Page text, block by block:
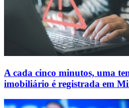
A cada cinco minutos, uma
imobiliário é registrada em